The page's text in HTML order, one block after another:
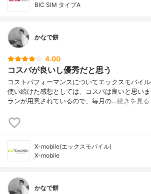
BIC SIM タイプA
かなで餅
4.00
コスパが良いし優秀だと思う
コストパフォーマンスについてエックスモバイ
使い続けた感想としては、コスパは良いと思い
ランが用意されているので、毎月の…続きを見る
X-mobile(エックスモバイル)
X-mobile
かなで餅